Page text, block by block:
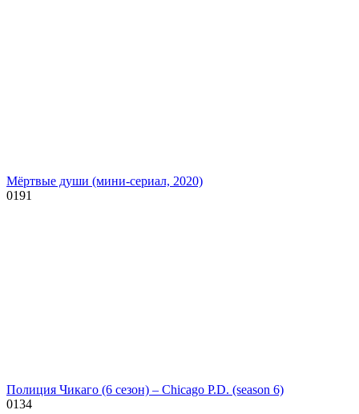
Мёртвые души (мини-сериал, 2020)
0191
Полиция Чикаго (6 сезон) – Chicago P.D. (season 6)
0134